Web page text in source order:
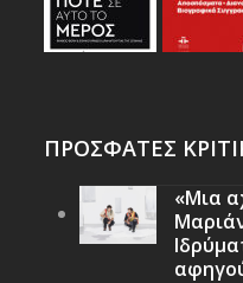
ΠΡΟΣΦΑΤΕΣ
«Μια